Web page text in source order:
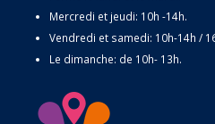
Mercredi et jeudi: 10h -14h.
Vendredi et samedi: 10h-14h /
Le dimanche: de 10h- 13h.